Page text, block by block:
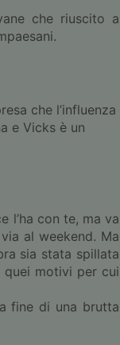
che riuscito a
che l’influenza
e Vicks è un
l’ha con te, ma va
al weekend. Ma
sia stata spillata
quei motivi per cui
fine di una brutta